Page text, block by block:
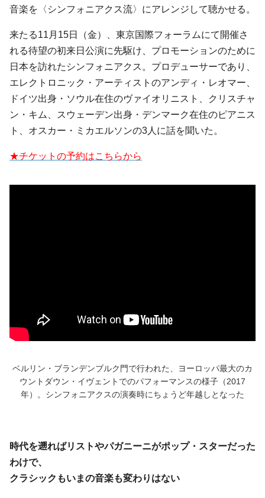
音楽を〈シンフォニアクス流〉にアレンジして聴かせる。
来たる11月15日（金）、東京国際フォーラムにて開催さ
れる待望の初来日公演に先駆け、プロモーションのために
日本を訪れたシンフォニアクス。プロデューサーであり、
エレクトロニック・アーティストのアンディ・レオマー、
ドイツ出身・ソウル在住のヴァイオリニスト、クリスチャ
ン・キム、スウェーデン出身・デンマーク在住のピアニス
ト、オスカー・ミカエルソンの3人に話を聞いた。
★チケットの予約はこちらから
ベルリン・ブランデンブルク門で行われた、ヨーロッパ最大のカ
ウントダウン・イヴェントでのパフォーマンスの様子（2017
年）。シンフォニアクスの演奏時にちょうど年越しとなった
時代を遡ればリストやパガニーニがポップ・スターだった
わけで、
クラシックもいまの音楽も変わりはない